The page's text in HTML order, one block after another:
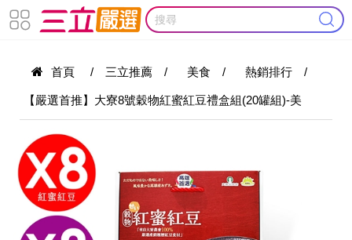
首頁 / 三立推薦 / 美食 / 熱銷排行 /
【嚴選首推】大寮8號穀物紅蜜紅豆禮盒組(20罐組)-美